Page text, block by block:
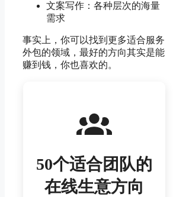
文案写作：各种层次的海量
需求
事实上，你可以找到更多适合服务
外包的领域，最好的方向其实是能
赚到钱，你也喜欢的。
50个适合团队的
在线生意方向